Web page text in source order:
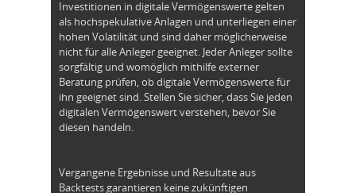
Investitionen in digitale Vermögenswerte gelten
als hochspekulative Anlagen und unterliegen einer
hohen Volatilität und sind daher möglicherweise
nicht für alle Anleger geeignet. Jeder Anleger sollte
sorgfältig und womöglich mithilfe externer
Beratung prüfen, ob digitale Vermögenswerte für
ihn geeignet sind. Stellen Sie sicher, dass Sie jeden
digitalen Vermögenswert verstehen, bevor Sie
diesen handeln.
Vergangene Ergebnisse und Resultate aus
Backtests garantieren keine zukünftigen